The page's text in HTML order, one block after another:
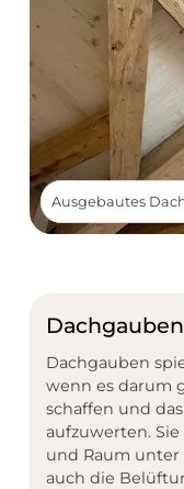
Ausgebautes
Dachgauben
wenn es darum
schaffen und
aufzuwerten.
und Raum unter
auch die